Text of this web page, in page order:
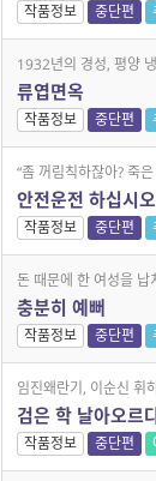
작품정보 중단편
1932년의 경성, 평양
류엽면옥
작품정보 중단편
“좀 꺼림칙하잖아? 죽
안전운전 하십시오
작품정보 중단편
돈 때문에 한 여성을
충분히 예뻐
작품정보 중단편
임진왜란기, 이순신 휘
검은 학 날아오르
작품정보 중단편